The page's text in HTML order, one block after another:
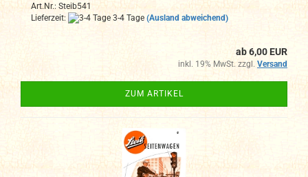
Art.Nr.: Steib541
Lieferzeit:
3-4 Tage (Ausland abweichend)
ab 6,00 EUR
inkl. 19% MwSt. zzgl. Versand
ZUM ARTIKEL